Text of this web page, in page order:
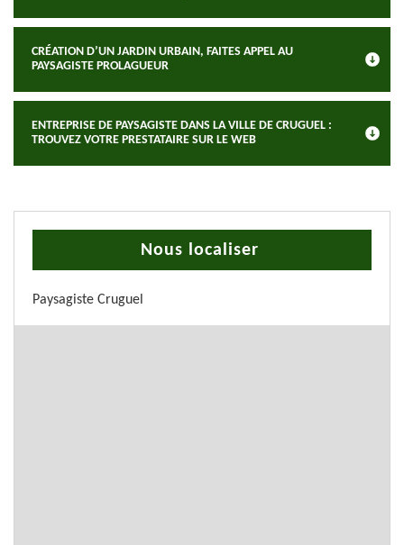
CRÉATION D’UN JARDIN URBAIN, FAITES APPEL AU
PAYSAGISTE PROLAGUEUR
ENTREPRISE DE PAYSAGISTE DANS LA VILLE DE CRUGUEL :
TROUVEZ VOTRE PRESTATAIRE SUR LE WEB
Nous localiser
Paysagiste Cruguel